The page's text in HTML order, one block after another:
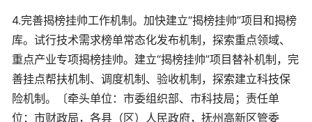
4.完善揭榜挂帅工作机制。加快建立“揭榜挂帅”项目和揭榜
库。试行技术需求榜单常态化发布机制，探索重点领域、
重点产业专项揭榜挂帅。建立“揭榜挂帅”项目替补机制，完
善挂点帮扶机制、调度机制、验收机制，探索建立科技保
险机制。〔牵头单位：市委组织部、市科技局；责任单
位：市财政局，各县（区）人民政府，抚州高新区管委